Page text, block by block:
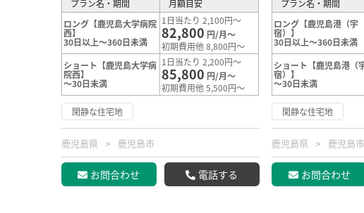
プラン名・期間
月額目安
ロング【鹿児島大学病院
西】
30日以上～360日未満
1日当たり 2,100円～
82,800 円/月～
初期費用他 8,800円～
ショート【鹿児島大学病
院西】
～30日未満
1日当たり 2,200円～
85,800 円/月～
初期費用他 5,500円～
閑静な住宅地
鹿児島県 鹿児島市
お問合わせ 電話する
プラン名・期間
ロング【鹿児島港（宇
宿）】
30日以上～360日未満
ショート【鹿児島港（
宿）】
～30日未満
閑静な住宅地
鹿児島県 鹿児島市
お問合わせ